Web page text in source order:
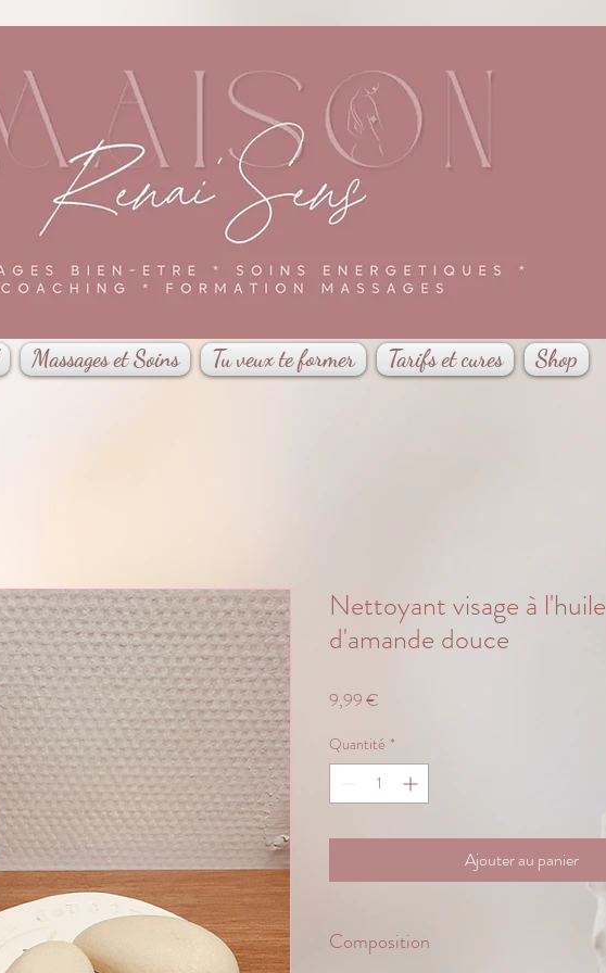
Massages et Soins Tu veux te former Tarifs et cures Shop
Nettoyant visage à l'huile
d'amande douce
9,99 €
Quantité *
Ajouter au panier
Composition